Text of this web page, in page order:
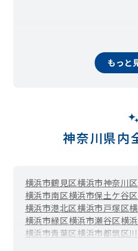
もっと
神奈川県内
横浜市鶴見区横浜市神奈川区
横浜市南区横浜市保土ケ谷区
横浜市港北区横浜市戸塚区
横浜市緑区横浜市瀬谷区横
横浜市青葉区横浜市都筑区